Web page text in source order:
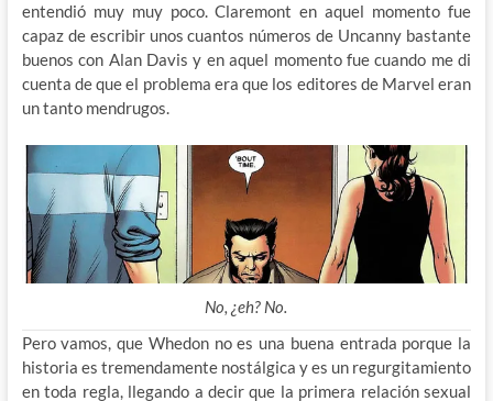
entendió muy muy poco. Claremont en aquel momento fue
capaz de escribir unos cuantos números de Uncanny bastante
buenos con Alan Davis y en aquel momento fue cuando me di
cuenta de que el problema era que los editores de Marvel eran
un tanto mendrugos.
No, ¿eh? No.
Pero vamos, que Whedon no es una buena entrada porque la
historia es tremendamente nostálgica y es un regurgitamiento
en toda regla, llegando a decir que la primera relación sexual